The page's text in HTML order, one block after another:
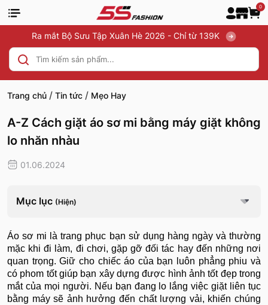
0
Ra mắt Bộ Sưu Tập Xuân Hè 2026 - Chỉ từ 139K
Trang chủ / Tin tức / Mẹo Hay
A-Z Cách giặt áo sơ mi bằng máy giặt không
lo nhăn nhàu
01.06.2024
Mục lục (Hiện)
Áo sơ mi là trang phục bạn sử dụng hàng ngày và thường
mặc khi đi làm, đi chơi, gặp gỡ đối tác hay đến những nơi
quan trọng. Giữ cho chiếc áo của bạn luôn phẳng phiu và
có phom tốt giúp bạn xây dựng được hình ảnh tốt đẹp trong
mắt của mọi người. Nếu bạn đang lo lắng việc giặt liên tục
bằng máy sẽ ảnh hưởng đến chất lượng vải, khiến chúng